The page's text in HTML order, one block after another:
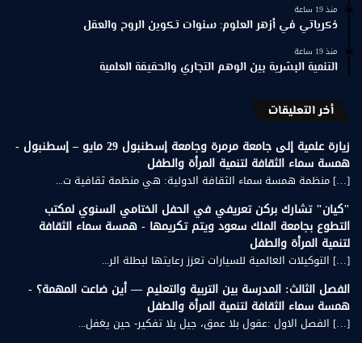
منذ 19 ساعة
ذكرياتي في أزهر العلوم: سنوات تكوين الروح والعقل
منذ 19 ساعة
التنمية البشرية بين الوهم التجاري والحقيقة العلمية
أخر التعليقات
زيارة علمية إلى جامعة مرمرة وجامعة إسطنبول 29 مايو – إسطنبول -
همسة سماء الثقافة لتنمية المرأة والطفل
[…] منظمة همسة سماء الثقافة الدولية: هي منظمة ثقافية ت...
"كيان" تشارك بركن تعريفي في الحفل الختامي السنوي لمكتب
التطوع بجامعة الملك سعود ويتم تكريمها - همسة سماء الثقافة
لتنمية المرأة والطفل
[…] التوكيلات العالمية للسيارات تعزز رعايتها لبطلة الر...
الفصل الثالث: المدرسة بين التربية والتعليم — أين ضاعت المهمة؟ -
همسة سماء الثقافة لتنمية المرأة والطفل
[…] الفصل الاول :عقول بلا عمق، جيل بلا تفكير- حين يغفل...